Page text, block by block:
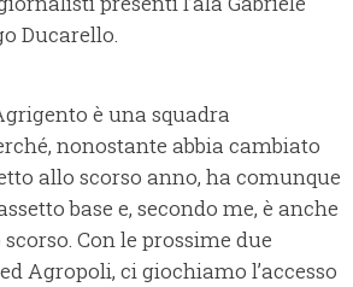
Ducarello.
è una squadra
nonostante abbia cambiato
allo scorso anno, ha comunque
base e, secondo me, è anche
Con le prossime due
Agropoli, ci giochiamo l’accesso